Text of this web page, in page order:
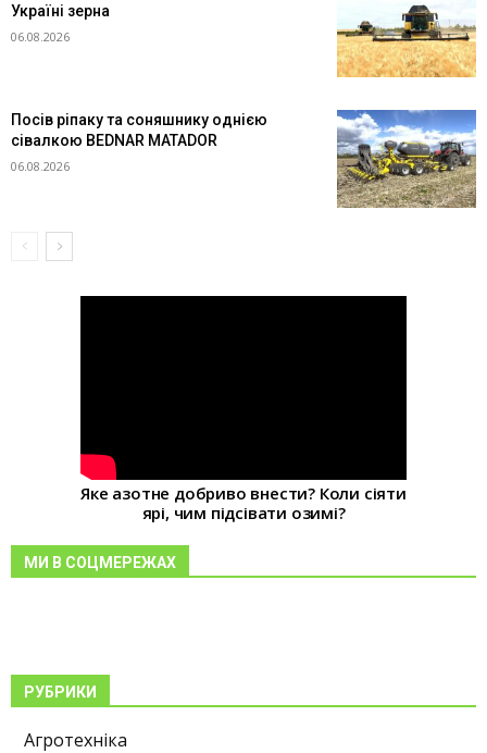
Україні зерна
06.08.2026
Посів ріпаку та соняшнику однією
сівалкою BEDNAR MATADOR
06.08.2026
Яке азотне добриво внести? Коли сіяти
ярі, чим підсівати озимі?
МИ В СОЦМЕРЕЖАХ
РУБРИКИ
Агротехніка